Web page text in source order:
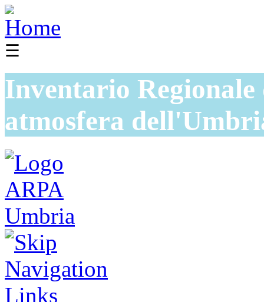
☰
Inventario
atmosfera